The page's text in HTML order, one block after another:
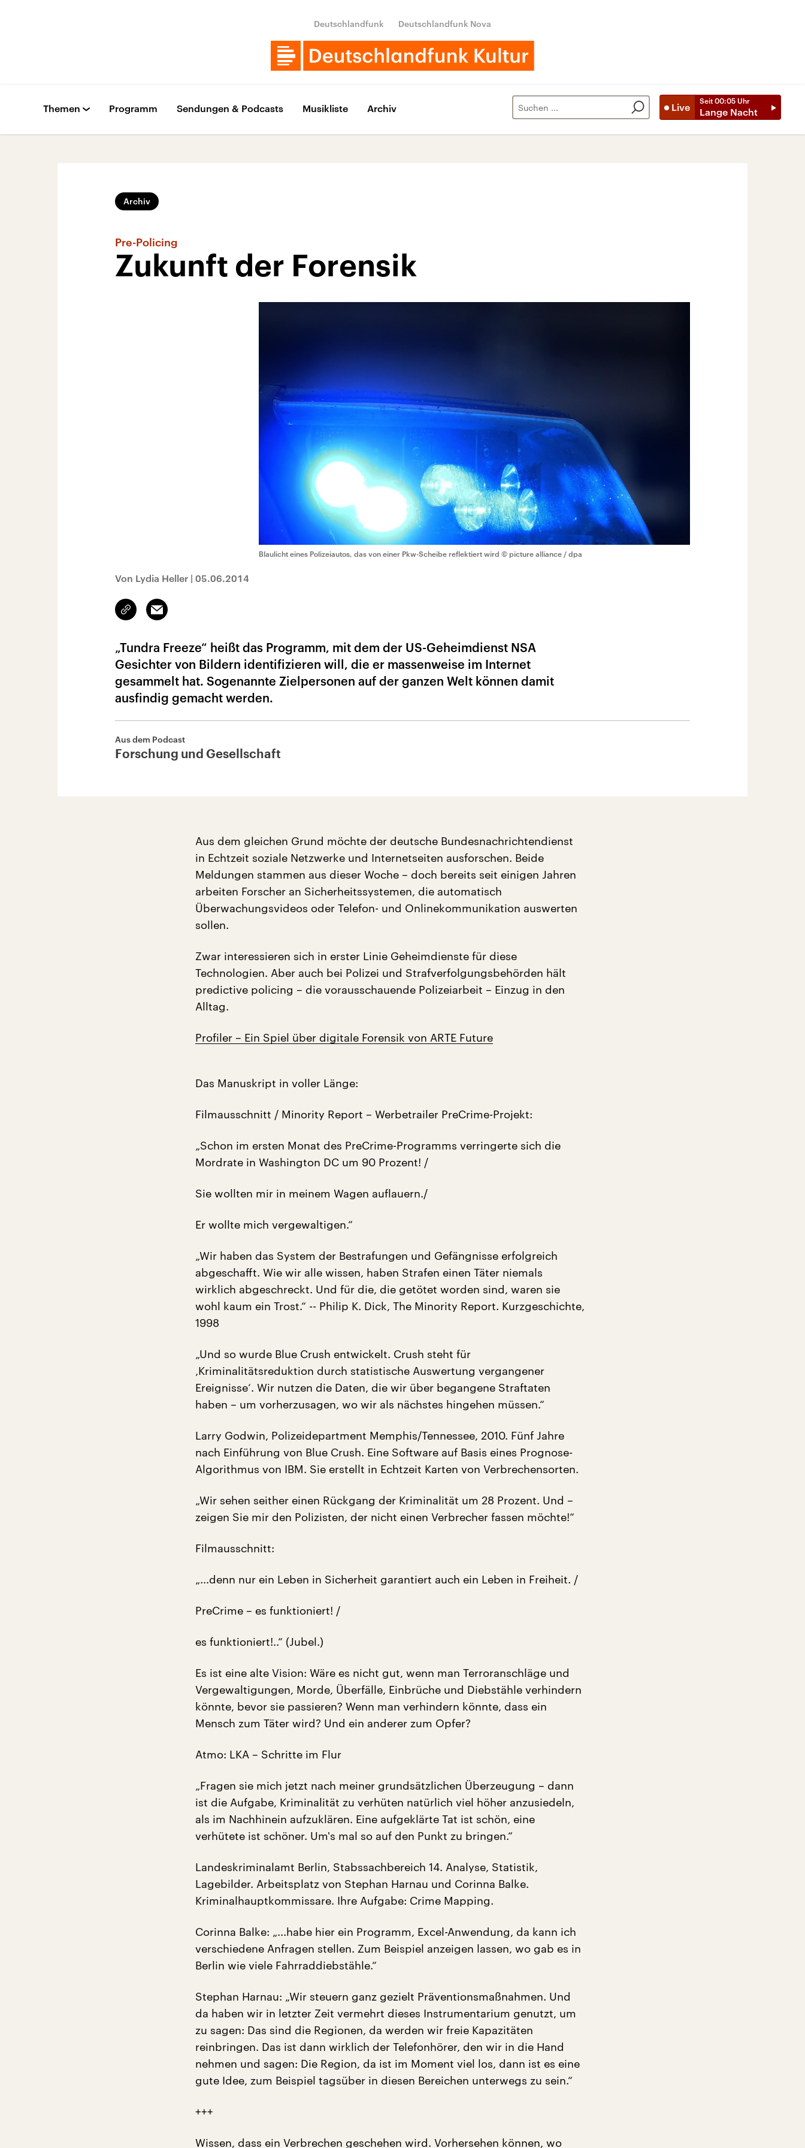
Deutschlandfunk Deutschlandfunk Nova
Live
Seit 00:05 Uhr
Lange Nacht
Themen Programm Sendungen & Podcasts Musikliste Archiv
Archiv
Pre-Policing
Zukunft der Forensik
Blaulicht eines Polizeiautos, das von einer Pkw-Scheibe reflektiert wird © picture alliance / dpa
Von Lydia Heller | 05.06.2014
Link
kopieren/teilen
Email
„Tundra Freeze“ heißt das Programm, mit dem der US-Geheimdienst NSA
Gesichter von Bildern identifizieren will, die er massenweise im Internet
gesammelt hat. Sogenannte Zielpersonen auf der ganzen Welt können damit
ausfindig gemacht werden.
Aus dem Podcast
Forschung und Gesellschaft
Aus dem gleichen Grund möchte der deutsche Bundesnachrichtendienst
in Echtzeit soziale Netzwerke und Internetseiten ausforschen. Beide
Meldungen stammen aus dieser Woche – doch bereits seit einigen Jahren
arbeiten Forscher an Sicherheitssystemen, die automatisch
Überwachungsvideos oder Telefon- und Onlinekommunikation auswerten
sollen.
Zwar interessieren sich in erster Linie Geheimdienste für diese
Technologien. Aber auch bei Polizei und Strafverfolgungsbehörden hält
predictive policing – die vorausschauende Polizeiarbeit – Einzug in den
Alltag.
Profiler – Ein Spiel über digitale Forensik von ARTE Future
Das Manuskript in voller Länge:
Filmausschnitt / Minority Report – Werbetrailer PreCrime-Projekt:
„Schon im ersten Monat des PreCrime-Programms verringerte sich die
Mordrate in Washington DC um 90 Prozent! /
Sie wollten mir in meinem Wagen auflauern./
Er wollte mich vergewaltigen.“
„Wir haben das System der Bestrafungen und Gefängnisse erfolgreich
abgeschafft. Wie wir alle wissen, haben Strafen einen Täter niemals
wirklich abgeschreckt. Und für die, die getötet worden sind, waren sie
wohl kaum ein Trost.“ -- Philip K. Dick, The Minority Report. Kurzgeschichte,
1998
„Und so wurde Blue Crush entwickelt. Crush steht für
‚Kriminalitätsreduktion durch statistische Auswertung vergangener
Ereignisse‘. Wir nutzen die Daten, die wir über begangene Straftaten
haben – um vorherzusagen, wo wir als nächstes hingehen müssen.“
Larry Godwin, Polizeidepartment Memphis/Tennessee, 2010. Fünf Jahre
nach Einführung von Blue Crush. Eine Software auf Basis eines Prognose-
Algorithmus von IBM. Sie erstellt in Echtzeit Karten von Verbrechensorten.
„Wir sehen seither einen Rückgang der Kriminalität um 28 Prozent. Und –
zeigen Sie mir den Polizisten, der nicht einen Verbrecher fassen möchte!“
Filmausschnitt:
„...denn nur ein Leben in Sicherheit garantiert auch ein Leben in Freiheit. /
PreCrime – es funktioniert! /
es funktioniert!..“ (Jubel.)
Es ist eine alte Vision: Wäre es nicht gut, wenn man Terroranschläge und
Vergewaltigungen, Morde, Überfälle, Einbrüche und Diebstähle verhindern
könnte, bevor sie passieren? Wenn man verhindern könnte, dass ein
Mensch zum Täter wird? Und ein anderer zum Opfer?
Atmo: LKA – Schritte im Flur
„Fragen sie mich jetzt nach meiner grundsätzlichen Überzeugung – dann
ist die Aufgabe, Kriminalität zu verhüten natürlich viel höher anzusiedeln,
als im Nachhinein aufzuklären. Eine aufgeklärte Tat ist schön, eine
verhütete ist schöner. Um's mal so auf den Punkt zu bringen.“
Landeskriminalamt Berlin, Stabssachbereich 14. Analyse, Statistik,
Lagebilder. Arbeitsplatz von Stephan Harnau und Corinna Balke.
Kriminalhauptkommissare. Ihre Aufgabe: Crime Mapping.
Corinna Balke: „...habe hier ein Programm, Excel-Anwendung, da kann ich
verschiedene Anfragen stellen. Zum Beispiel anzeigen lassen, wo gab es in
Berlin wie viele Fahrraddiebstähle.“
Stephan Harnau: „Wir steuern ganz gezielt Präventionsmaßnahmen. Und
da haben wir in letzter Zeit vermehrt dieses Instrumentarium genutzt, um
zu sagen: Das sind die Regionen, da werden wir freie Kapazitäten
reinbringen. Das ist dann wirklich der Telefonhörer, den wir in die Hand
nehmen und sagen: Die Region, da ist im Moment viel los, dann ist es eine
gute Idee, zum Beispiel tagsüber in diesen Bereichen unterwegs zu sein.“
+++
Wissen, dass ein Verbrechen geschehen wird. Vorhersehen können, wo